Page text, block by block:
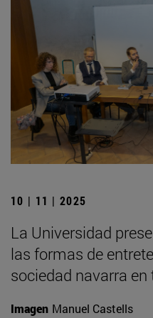
10 | 11 | 2025
La Universidad
las formas de
sociedad navarra
Imagen Manuel Castells